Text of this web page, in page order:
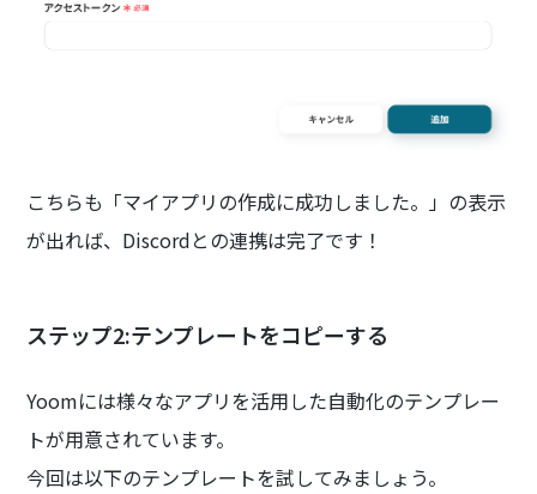
こちらも「マイアプリの作成に成功しました。」の表示
が出れば、Discordとの連携は完了です！
ステップ2:テンプレートをコピーする
Yoomには様々なアプリを活用した自動化のテンプレー
トが用意されています。
今回は以下のテンプレートを試してみましょう。